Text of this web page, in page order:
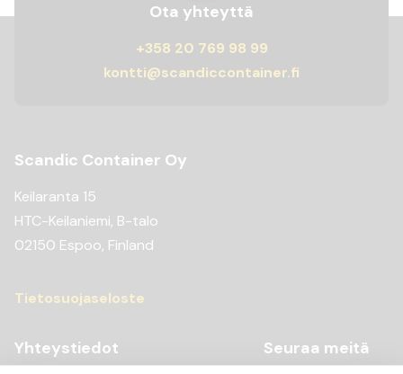
Ota yhteyttä
+358 20 769 98 99
kontti@scandiccontainer.fi
Scandic Container Oy
Keilaranta 15
HTC-Keilaniemi, B-talo
02150 Espoo, Finland
Tietosuojaseloste
Yhteystiedot Seuraa meitä